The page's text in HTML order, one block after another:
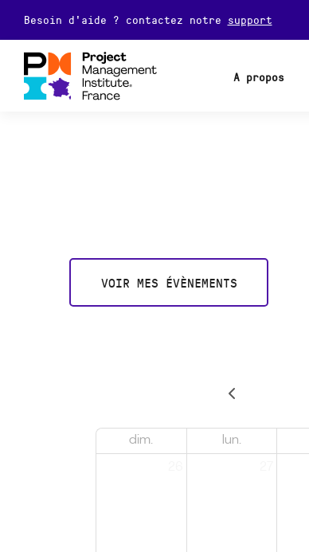
Besoin d'aide ? contactez notre support
A propos
VOIR MES ÉVÈNEMENTS
dim. lun.